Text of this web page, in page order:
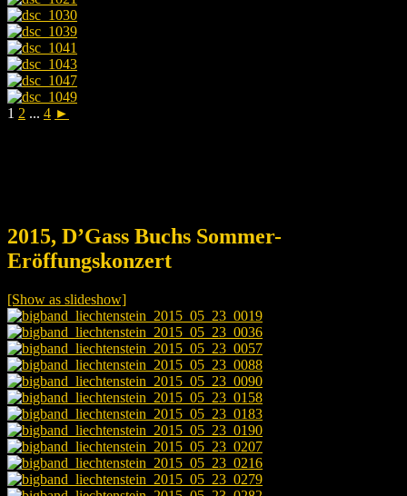
1 2 ... 4 ►
2015, D’Gass Buchs Sommer-
Eröffungskonzert
[Show as slideshow]